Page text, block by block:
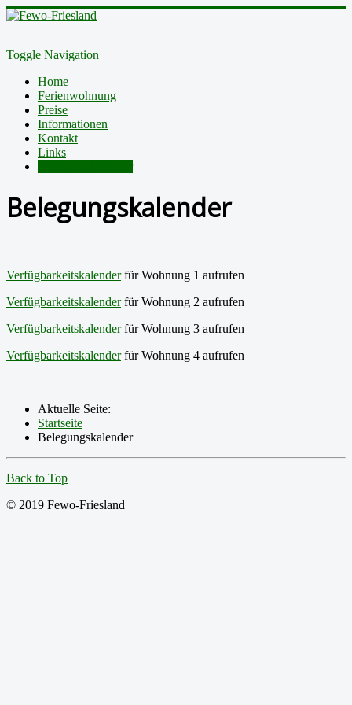
Toggle Navigation
Home
Ferienwohnung
Preise
Informationen
Kontakt
Links
Belegungskalender
Verfügbarkeitskalenderfür Wohnung 1 aufrufen
Verfügbarkeitskalenderfür Wohnung 2 aufrufen
Verfügbarkeitskalenderfür Wohnung 3 aufrufen
Verfügbarkeitskalenderfür Wohnung 4 aufrufen
Aktuelle Seite:
Startseite
Belegungskalender
Back to Top
© 2019 Fewo-Friesland